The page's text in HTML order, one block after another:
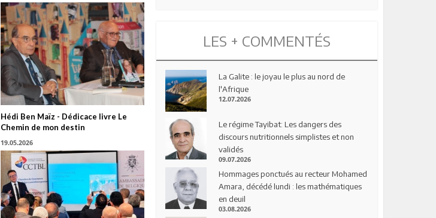
Hédi Ben Maïz - Dédicace livre Le
Chemin de mon destin
19.05.2026
LES + COMMENTÉS
La Galite : le joyau le plus au nord de
l'Afrique
12.07.2026
Le régime Tayibat: Les dangers des
discours nutritionnels simplistes et non
validés
09.07.2026
Hommages ponctués au recteur Mohamed
Amara, décédé lundi : les mathématiques
en deuil
03.08.2026